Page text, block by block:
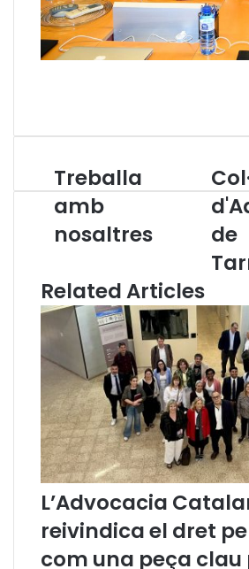
T
r
e
b
a
m
s
a
t
e
s
Treballa
amb
nosaltres
C
o
l
·
i
d
'
A
d
v
o
c
a
t
d
e
a
de
Related Articles
L’Advocacia
reivindica el dret
com una peça clau